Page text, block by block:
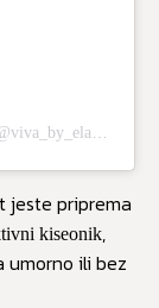
jeste priprema
kiseonik,
umorno ili bez